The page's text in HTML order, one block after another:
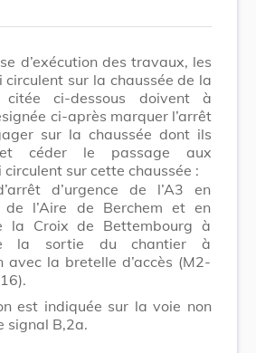
d’exécution des travaux, les
circulent sur la chaussée de la
ci-dessous doivent à
ci-après marquer l’arrêt
sur la chaussée dont ils
et céder le passage aux
sur cette chaussée :
d’urgence de l’A3 en
de l’Aire de Berchem et en
la Croix de Bettembourg à
la sortie du chantier à
avec la bretelle d’accès (M2-
est indiquée sur la voie non
signal B,2a.